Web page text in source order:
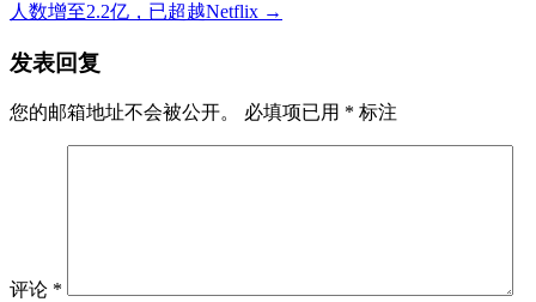
人数增至2.2亿，已超越Netflix →
发表回复
您的邮箱地址不会被公开。 必填项已用 * 标注
评论 *